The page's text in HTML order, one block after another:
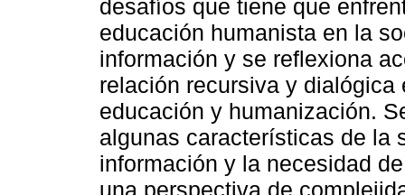
desafíos que tiene que
educación humanista en la
información y se reflexiona
relación recursiva y dialógica
educación y humanización.
algunas características de la
información y la necesidad
una perspectiva de